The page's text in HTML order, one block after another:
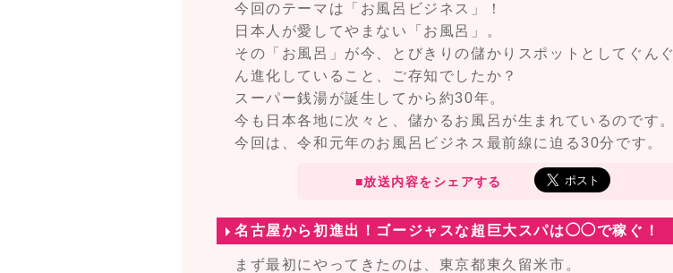
今回のテーマは「お風呂ビジネス」！
日本人が愛してやまない「お風呂」。
その「お風呂」が今、とびきりの儲かりスポットとしてぐんぐ
ん進化していること、ご存知でしたか？
スーパー銭湯が誕生してから約30年。
今も日本各地に次々と、儲かるお風呂が生まれているのです。
今回は、令和元年のお風呂ビジネス最前線に迫る30分です。
■放送内容をシェアする
名古屋から初進出！ゴージャスな超巨大スパは◯◯で稼ぐ！
まず最初にやってきたのは、東京都東久留米市。